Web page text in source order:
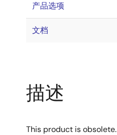
产品选项
文档
描述
This product is obsolete.